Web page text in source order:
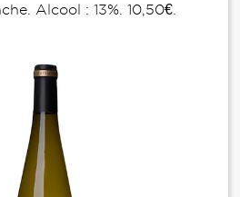
Alcool : 13%. 10,50€.